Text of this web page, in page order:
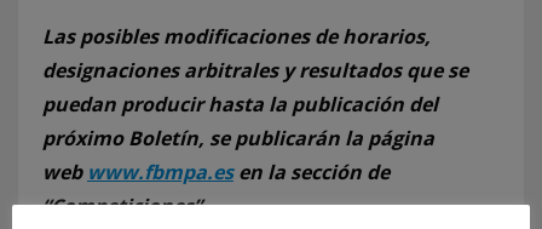
Las posibles modificaciones de horarios,
designaciones arbitrales y resultados que se
puedan producir hasta la publicación del
próximo Boletín, se publicarán la página
web www.fbmpa.esen la sección de
“Competiciones”.